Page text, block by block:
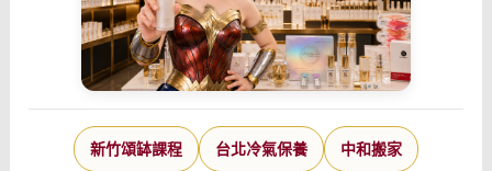
新竹頌缽課程 台北冷氣保養 中和搬家